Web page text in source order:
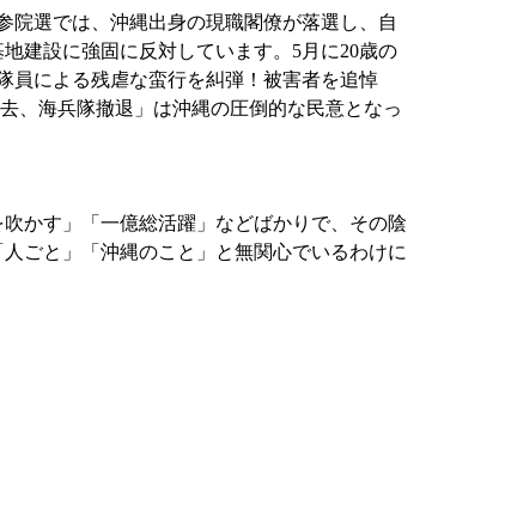
選では、沖縄出身の現職閣僚が落選し、自
建設に強固に反対しています。5月に20歳の
員による残虐な蛮行を糾弾！被害者を追悼
、海兵隊撤退」は沖縄の圧倒的な民意となっ
かす」「一億総活躍」などばかりで、その陰
ごと」「沖縄のこと」と無関心でいるわけに